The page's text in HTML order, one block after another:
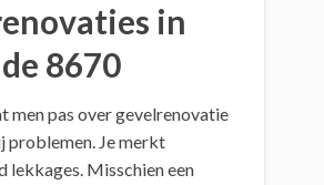
in
8670
men pas over gevelrenovatie
problemen. Je merkt
lekkages. Misschien een